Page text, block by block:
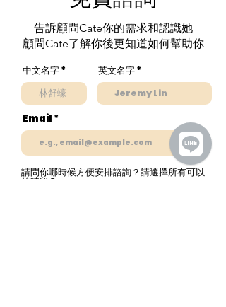
告訴顧問Cate你的需求和認識她
​顧問Cate了解你後更知道如何幫助你
中文名字
英文名字
Email
請問你哪時候方便安排諮詢？請選擇所有可以
的時段 *R